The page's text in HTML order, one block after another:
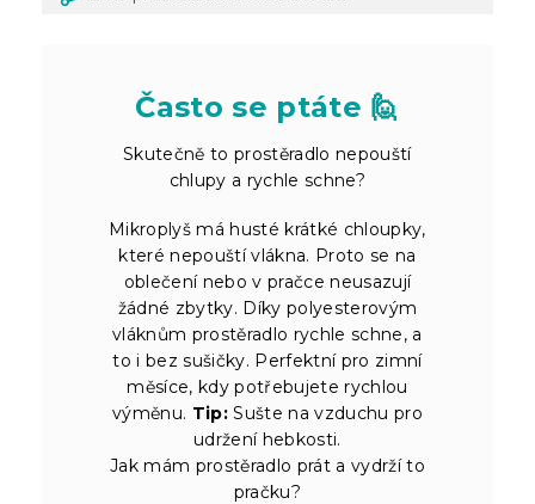
Často se ptáte 🙋
Skutečně to prostěradlo nepouští
chlupy a rychle schne?
Mikroplyš má husté krátké chloupky,
které nepouští vlákna. Proto se na
oblečení nebo v pračce neusazují
žádné zbytky. Díky polyesterovým
vláknům prostěradlo rychle schne, a
to i bez sušičky. Perfektní pro zimní
měsíce, kdy potřebujete rychlou
výměnu. Tip: Sušte na vzduchu pro
udržení hebkosti.
Jak mám prostěradlo prát a vydrží to
pračku?